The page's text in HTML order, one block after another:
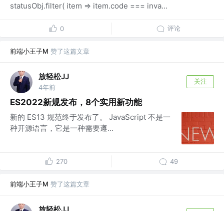
statusObj.filter( item => item.code === inva...
0 评论
前端小王子M 赞了这篇文章
放轻松JJ
4年前
关注
ES2022新规发布，8个实用新功能
新的 ES13 规范终于发布了。 JavaScript 不是一
种开源语言，它是一种需要遵...
270 49
前端小王子M 赞了这篇文章
放轻松JJ